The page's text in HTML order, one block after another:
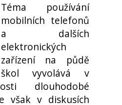
Téma používání
mobilních telefonů
a dalších
elektronických
zařízení na půdě
škol vyvolává v
dlouhodobé
však v diskusích